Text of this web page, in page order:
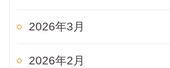
2026年3月
2026年2月